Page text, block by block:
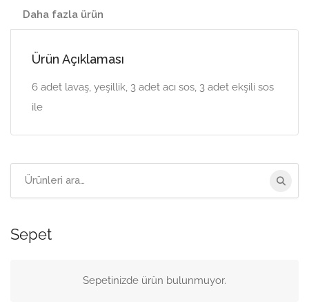
Daha fazla ürün
Ürün Açıklaması
6 adet lavaş, yeşillik, 3 adet acı sos, 3 adet ekşili sos
ile
Arama:
Sepet
Sepetinizde ürün bulunmuyor.